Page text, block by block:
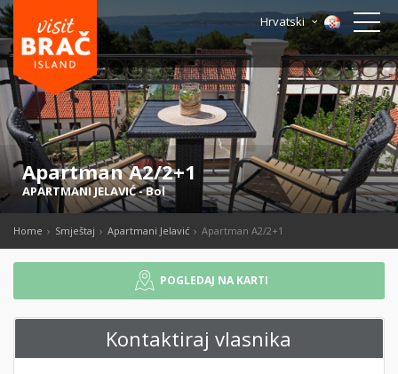
Hrvatski
Apartman A2/2+1
APARTMANI JELAVIĆ-Bol
Home Smještaj Apartmani Jelavić Apartman A2/2+1
POGLEDAJ NA KARTI
Kontaktiraj vlasnika